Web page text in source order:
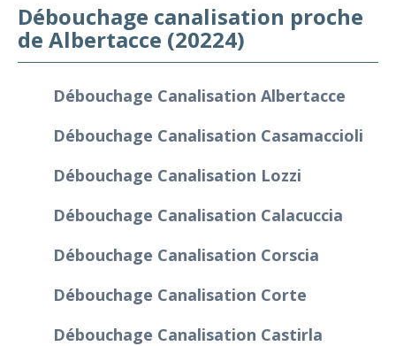
Débouchage canalisation proche
de Albertacce (20224)
Débouchage Canalisation Albertacce
Débouchage Canalisation Casamaccioli
Débouchage Canalisation Lozzi
Débouchage Canalisation Calacuccia
Débouchage Canalisation Corscia
Débouchage Canalisation Corte
Débouchage Canalisation Castirla